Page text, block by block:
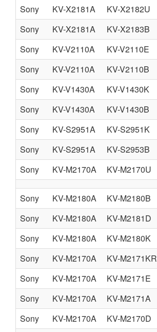
Sony
KV-X2181A
KV-X2182U
Sony
KV-X2181A KV-X2183B
Sony
KV-V2110A KV-V2110E
Sony
KV-V2110A KV-V2110B
Sony
KV-V1430A KV-V1430K
Sony
KV-V1430A KV-V1430B
Sony
KV-S2951A KV-S2951K
Sony
KV-S2951A KV-S2953B
Sony
KV-M2170A KV-M2170U
Sony KV-M2180A KV-M2180B
Sony
KV-M2180A KV-M2181D
Sony
KV-M2180A KV-M2180K
Sony
KV-M2170A KV-M2171KR
Sony
KV-M2170A KV-M2171E
Sony
KV-M2170A KV-M2171A
Sony
KV-M2170A KV-M2170D